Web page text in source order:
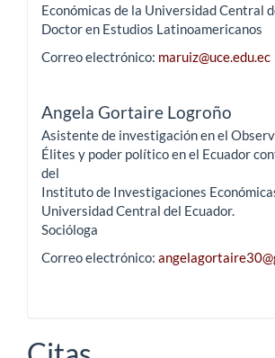
Económicas de la Universidad Central
Doctor en Estudios Latinoamericanos
Correo electrónico: maruiz@uce.edu.ec
Angela Gortaire Logroño
Asistente de investigación en el
Élites y poder político en el Ecuador
del
Instituto de Investigaciones
Universidad Central del Ecuador.
Socióloga
Correo electrónico: